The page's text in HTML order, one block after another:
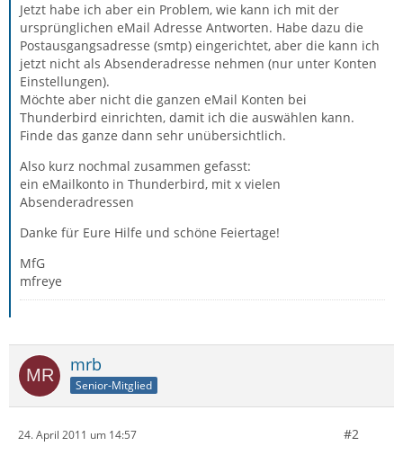
Jetzt habe ich aber ein Problem, wie kann ich mit der
ursprünglichen eMail Adresse Antworten. Habe dazu die
Postausgangsadresse (smtp) eingerichtet, aber die kann ich
jetzt nicht als Absenderadresse nehmen (nur unter Konten
Einstellungen).
Möchte aber nicht die ganzen eMail Konten bei
Thunderbird einrichten, damit ich die auswählen kann.
Finde das ganze dann sehr unübersichtlich.
Also kurz nochmal zusammen gefasst:
ein eMailkonto in Thunderbird, mit x vielen
Absenderadressen
Danke für Eure Hilfe und schöne Feiertage!
MfG
mfreye
mrb
Senior-Mitglied
24. April 2011 um 14:57 #2